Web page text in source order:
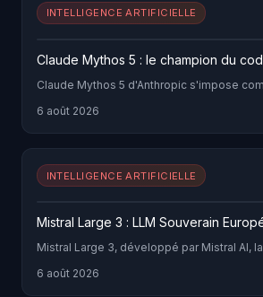
INTELLIGENCE ARTIFICIELLE
Claude Mythos 5 : le champion du
Claude Mythos 5 d'Anthropic s'impose
6 août 2026
INTELLIGENCE ARTIFICIELLE
Mistral Large 3 : LLM Souverain
Mistral Large 3, développé par Mistral AI,
6 août 2026